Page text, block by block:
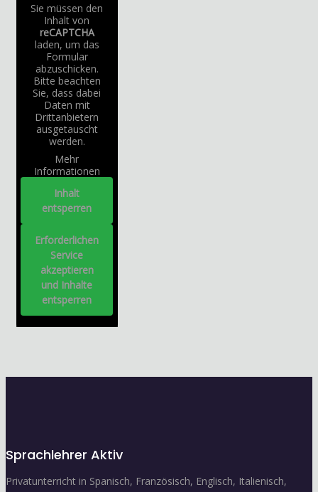
Sie müssen den
Inhalt von
reCAPTCHA
laden, um das
Formular
abzuschicken.
Bitte beachten
Sie, dass dabei
Daten mit
Drittanbietern
ausgetauscht
werden.
Mehr
Informationen
Inhalt
entsperren
Erforderlichen
Service
akzeptieren
und Inhalte
entsperren
Sprachlehrer Aktiv
Privatunterricht in Spanisch, Französisch, Englisch, Italienisch,